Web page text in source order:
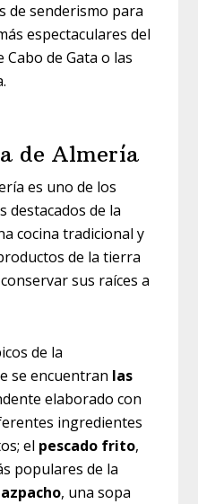
de senderismo para
espectaculares del
Cabo de Gata o las
de Almería
es uno de los
destacados de la
cocina tradicional y
de la tierra
sus raíces a
de la
se encuentran las
elaborado con
ingredientes
el pescado frito,
populares de la
, una sopa